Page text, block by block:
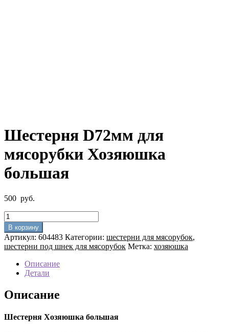
Шестерня D72мм для
мясорубки Хозяюшка
большая
500 руб.
Количество
товара
Шестерня
D72мм
для
мясорубки
Хозяюшка
большая
В корзину
Артикул: 604483 Категории: шестерни для мясорубок,
шестерни под шнек для мясорубок Метка: хозяюшка
Описание
Детали
Описание
Шестерня Хозяюшка большая